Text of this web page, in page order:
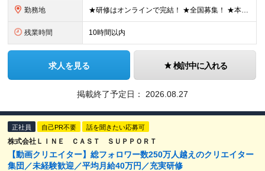
勤務地 ★研修はオンラインで完結！ ★全国募集！ ★本配属後はリモート可能な案件もあり！ 下記いずれかでの勤務になります ◎本社 ◎各事業所 ◎全国の各プロジェクト先 【東京本社】 東京都台東区上野7丁目
残業時間 10時間以内
求人を見る 検討中に入れる
掲載終了予定日： 2026.08.27
正社員 自己PR不要 話を聞きたい応募可
株式会社ＬＩＮＥ ＣＡＳＴ ＳＵＰＰＯＲＴ
【動画クリエイター】総フォロワー数250万人越えのクリエイター
集団／未経験歓迎／平均月給40万円／充実研修